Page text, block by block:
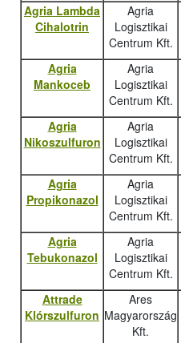
Agria Lambda
Cihalotrin
Agria
Logisztikai
Centrum Kft.
Agria
Mankoceb
Agria
Logisztikai
Centrum Kft.
Agria
Nikoszulfuron
Agria
Logisztikai
Centrum Kft.
Agria
Propikonazol
Agria
Logisztikai
Centrum Kft.
Agria
Tebukonazol
Agria
Logisztikai
Centrum Kft.
Attrade
Klórszulfuron
Ares
Magyarország
Kft.